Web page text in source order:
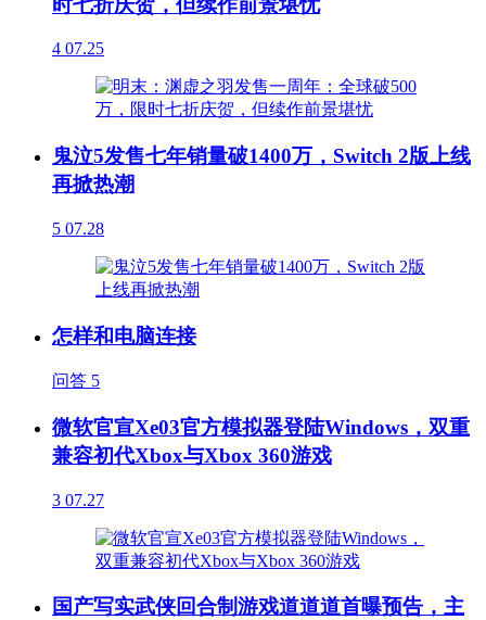
4 07.25
鬼泣5发售七年销量破1400万，Switch 2版上线
再掀热潮
5 07.28
怎样和电脑连接
问答 5
微软官宣Xe03官方模拟器登陆Windows，双重
兼容初代Xbox与Xbox 360游戏
3 07.27
国产写实武侠回合制游戏道道道首曝预告，主